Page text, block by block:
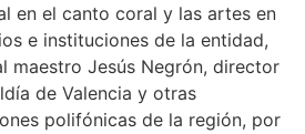
en el canto coral y las artes en
e instituciones de la entidad,
maestro Jesús Negrón, director
de Valencia y otras
polifónicas de la región, por